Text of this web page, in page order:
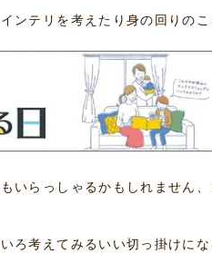
ンテリを考えたり身の回りの
いらっしゃるかもしれません
ろ考えてみるいい切っ掛けにな